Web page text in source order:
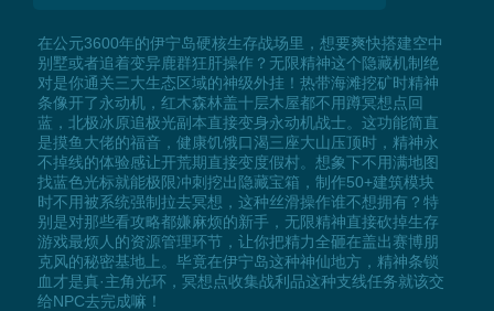
在公元3600年的伊宁岛硬核生存战场里，想要爽快搭建空中
别墅或者追着变异鹿群狂肝操作？无限精神这个隐藏机制绝
对是你通关三大生态区域的神级外挂！热带海滩挖矿时精神
条像开了永动机，红木森林盖十层木屋都不用蹲冥想点回
蓝，北极冰原追极光副本直接变身永动机战士。这功能简直
是摸鱼大佬的福音，健康饥饿口渴三座大山压顶时，精神永
不掉线的体验感让开荒期直接变度假村。想象下不用满地图
找蓝色光标就能极限冲刺挖出隐藏宝箱，制作50+建筑模块
时不用被系统强制拉去冥想，这种丝滑操作谁不想拥有？特
别是对那些看攻略都嫌麻烦的新手，无限精神直接砍掉生存
游戏最烦人的资源管理环节，让你把精力全砸在盖出赛博朋
克风的秘密基地上。毕竟在伊宁岛这种神仙地方，精神条锁
血才是真·主角光环，冥想点收集战利品这种支线任务就该交
给NPC去完成嘛！